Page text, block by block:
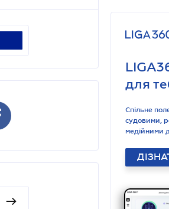
для
Спільне
судовими,
медійними